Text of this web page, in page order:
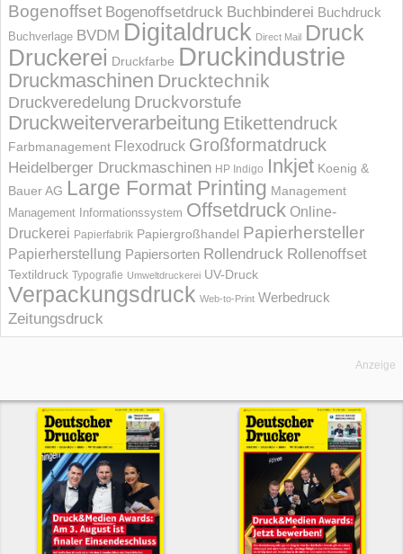
Bogenoffset Bogenoffsetdruck Buchbinderei Buchdruck
Buchverlage BVDM Digitaldruck Direct Mail Druck
Druckerei Druckfarbe Druckindustrie
Druckmaschinen Drucktechnik
Druckveredelung Druckvorstufe
Druckweiterverarbeitung Etikettendruck
Farbmanagement Flexodruck Großformatdruck
Heidelberger Druckmaschinen HP Indigo Inkjet Koenig &
Bauer AG Large Format Printing Management
Management Informations­system Offsetdruck Online-
Druckerei Papierfabrik Papiergroßhandel Papierhersteller
Papierherstellung Papiersorten Rollendruck Rollenoffset
Textildruck Typografie Umweltdruckerei UV-Druck
Verpackungsdruck Web-to-Print Werbedruck
Zeitungsdruck
Anzeige